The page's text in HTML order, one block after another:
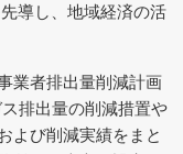
導し、地域経済の活
業者排出量削減計画
排出量の削減措置や
よび削減実績をまと